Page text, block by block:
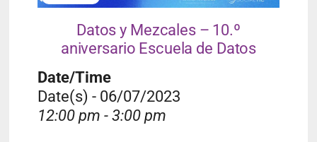
Datos y Mezcales – 10.º
aniversario Escuela de Datos
Date/Time
Date(s) - 06/07/2023
12:00 pm - 3:00 pm